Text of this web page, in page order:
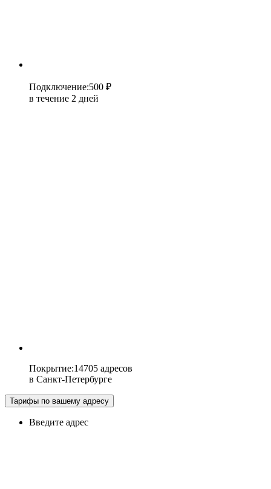
Подключение:500 ₽
в течение 2 дней
Покрытие:14705 адресов
в Санкт-Петербурге
Тарифы по вашему адресу
Введите адрес